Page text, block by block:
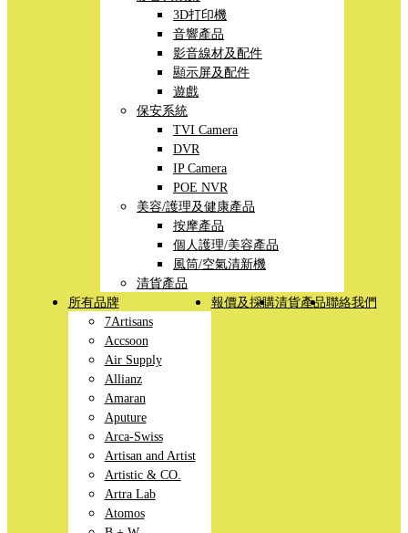
3D打印機
音響產品
影音線材及配件
顯示屏及配件
遊戲
保安系統
TVI Camera
DVR
IP Camera
POE NVR
美容/護理及健康產品
按摩產品
個人護理/美容產品
風筒/空氣清新機
清貨產品
所有品牌
7Artisans
Accsoon
Air Supply
Allianz
Amaran
Aputure
Arca-Swiss
Artisan and Artist
Artistic & CO.
Artra Lab
Atomos
報價及採購清貨產品聯絡我們